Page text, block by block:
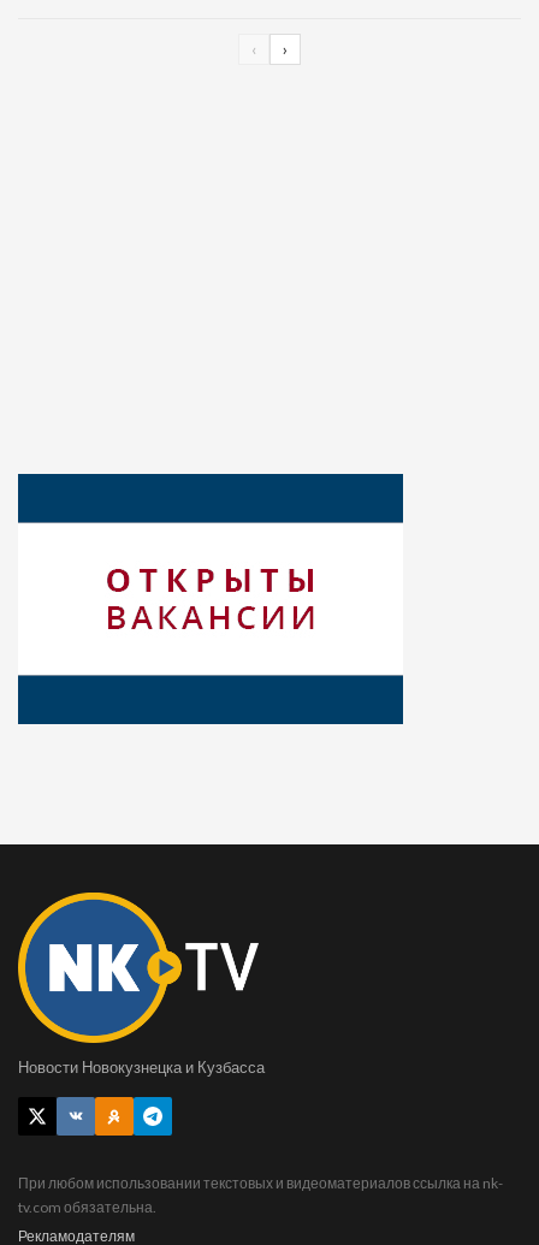
‹ ›
Новости Новокузнецка и Кузбасса
При любом использовании текстовых и видеоматериалов ссылка на nk-
tv.com обязательна.
Рекламодателям